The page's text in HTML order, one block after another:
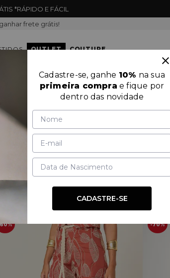
*RÁPIDO E FÁCIL
frete grátis!
OUTLET COUTURE
PREÇO
60% 70%
OUTLET
Cadastre-se, ganhe 10% na sua
primeira compra e fique por
dentro das novidade
CADASTRE-SE